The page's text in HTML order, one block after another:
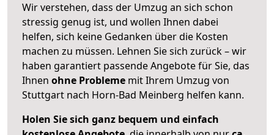
Wir verstehen, dass der Umzug an sich schon
stressig genug ist, und wollen Ihnen dabei
helfen, sich keine Gedanken über die Kosten
machen zu müssen. Lehnen Sie sich zurück – wir
haben garantiert passende Angebote für Sie, das
Ihnen ohne Probleme mit Ihrem Umzug von
Stuttgart nach Horn-Bad Meinberg helfen kann.
Holen Sie sich ganz bequem und einfach